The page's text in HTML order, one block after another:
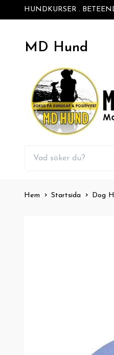
HUNDKURSER .
MD Hund
Hem Startsida Dog